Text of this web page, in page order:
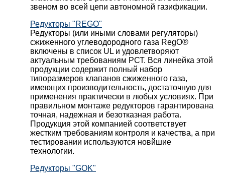
звеном во всей цепи автономной газификации.
Редукторы "REGO"
Редукторы (или иными словами регуляторы)
сжиженного углеводородного газа RegO®
включены в список UL и удовлетворяют
актуальным требованиям РСТ. Вся линейка этой
продукции содержит полный набор
типоразмеров клапанов сжиженного газа,
имеющих производительность, достаточную для
применения практически в любых условиях. При
правильном монтаже редукторов гарантирована
точная, надежная и безотказная работа.
Продукция этой компанией соответствует
жестким требованиям контроля и качества, а при
тестировании используются новйшие
технологии.
Редукторы "GOK"